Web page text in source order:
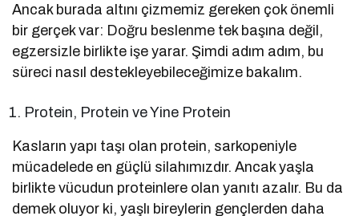
Ancak burada altını çizmemiz gereken çok önemli
bir gerçek var: Doğru beslenme tek başına değil,
egzersizle birlikte işe yarar. Şimdi adım adım, bu
süreci nasıl destekleyebileceğimize bakalım.
Protein, Protein ve Yine Protein
Kasların yapı taşı olan protein, sarkopeniyle
mücadelede en güçlü silahımızdır. Ancak yaşla
birlikte vücudun proteinlere olan yanıtı azalır. Bu da
demek oluyor ki, yaşlı bireylerin gençlerden daha